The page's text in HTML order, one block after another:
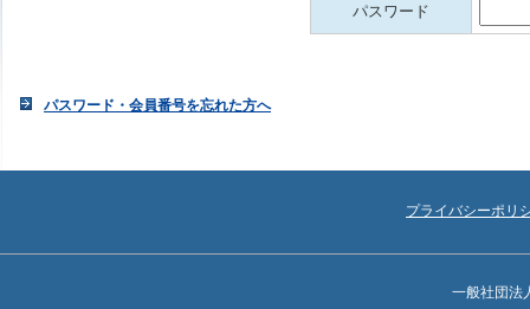
パスワード
パスワード・会員番号を忘れた方へ
プライバシーポリ
一般社団法